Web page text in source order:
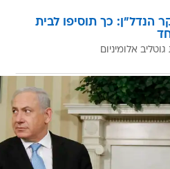
הנדל"ן: כך תוסיפו לבית
אלומיניום